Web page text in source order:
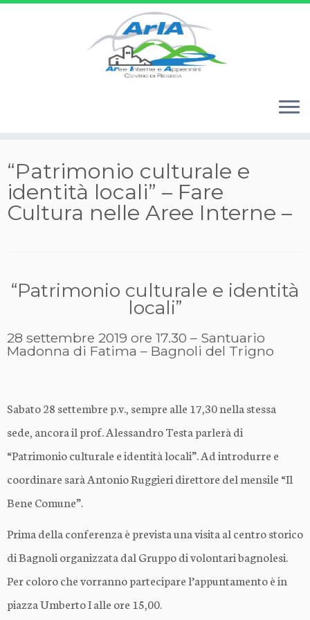
al
contenuto
“Patrimonio culturale e
identità locali” – Fare
Cultura nelle Aree Interne –
“Patrimonio culturale e identità
locali”
28 settembre 2019 ore 17.30 – Santuario
Madonna di Fatima – Bagnoli del Trigno
Sabato 28 settembre p.v., sempre alle 17,30 nella stessa
sede, ancora il prof. Alessandro Testa parlerà di
“Patrimonio culturale e identità locali”. Ad introdurre e
coordinare sarà Antonio Ruggieri direttore del mensile “Il
Bene Comune”.
Prima della conferenza è prevista una visita al centro storico
di Bagnoli organizzata dal Gruppo di volontari bagnolesi.
Per coloro che vorranno partecipare l’appuntamento è in
piazza Umberto I alle ore 15,00.